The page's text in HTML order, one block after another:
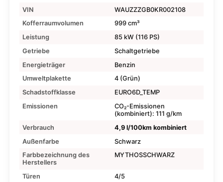
VIN
WAUZZZGB0KR002108
Kofferraumvolumen
999 cm³
Leistung
85 kW (116 PS)
Getriebe
Schaltgetriebe
Energieträger
Benzin
Umweltplakette
4 (Grün)
Schadstoffklasse
EURO6D_TEMP
Emissionen
CO₂-Emissionen
(kombiniert): 111 g/km
Verbrauch
4,9 l/100km kombiniert
Außenfarbe
Schwarz
Farbbezeichnung des
Herstellers
MYTHOSSCHWARZ
Türen
4/5